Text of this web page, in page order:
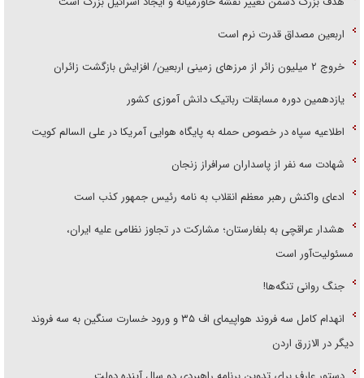
اربعین مصداق قدرت نرم است
‌خروج ۲ میلیون زائر از مرز‌های زمینی اربعین/ افزایش بازگشت زائران
یازدهمین دوره مسابقات رباتیک دانش آموزی کشور
اطلاعیه سپاه در خصوص حمله به پایگاه هوایی آمریکا در علی السالم کویت
شهادت سه نفر از پاسداران سرافراز زنجان
ادعای واکنش رهبر معظم انقلاب به نامه رئیس جمهور کذب است
هشدار عراقچی به بلغارستان؛ مشارکت در تجاوز نظامی علیه ایران،
مسئولیت‌آور است
جنگ روانی تنگه‌ها!
انهدام کامل سه فروند هواپیمای اف ۳۵ و ورود خسارت سنگین به سه فروند
دیگر در الازرق اردن